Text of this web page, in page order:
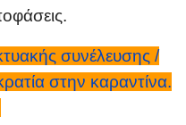
συνέλευσης /
στην καραντίνα.